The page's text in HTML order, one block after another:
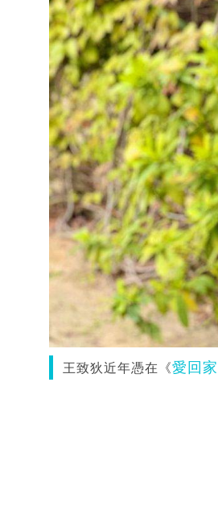
王致狄近年憑在《愛回家